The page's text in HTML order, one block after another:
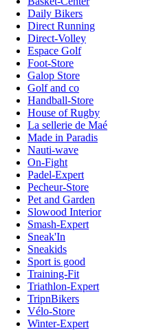
Daily Bikers
Direct Running
Direct-Volley
Espace Golf
Foot-Store
Galop Store
Golf and co
Handball-Store
House of Rugby
La sellerie de Maé
Made in Paradis
Nauti-wave
On-Fight
Padel-Expert
Pecheur-Store
Pet and Garden
Slowood Interior
Smash-Expert
Sneak'In
Sneakids
Sport is good
Training-Fit
Triathlon-Expert
TripnBikers
Vélo-Store
Winter-Expert